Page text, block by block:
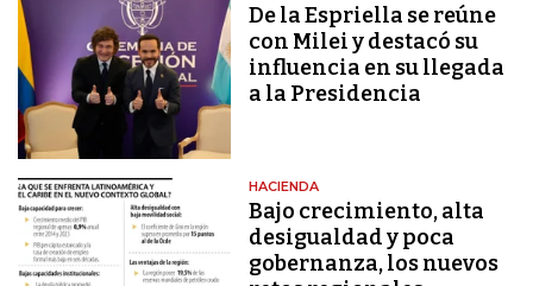
De la Espriella se reúne
con Milei y destacó su
influencia en su llegada
a la Presidencia
HACIENDA
Bajo crecimiento, alta
desigualdad y poca
gobernanza, los nuevos